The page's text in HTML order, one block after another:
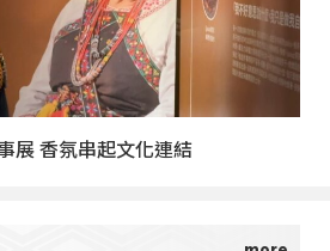
展 香氛串起文化連結